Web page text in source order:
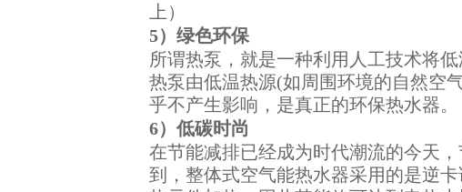
上）
5） 绿色环保
所谓热泵，就是一种利用人工技术将
热泵由低温热源(如周围环境的自然空
乎不产生影响，是真正的环保热水器。
6） 低碳时尚
在节能减排已经成为时代潮流的今天
到，整体式空气能热水器采用的是逆